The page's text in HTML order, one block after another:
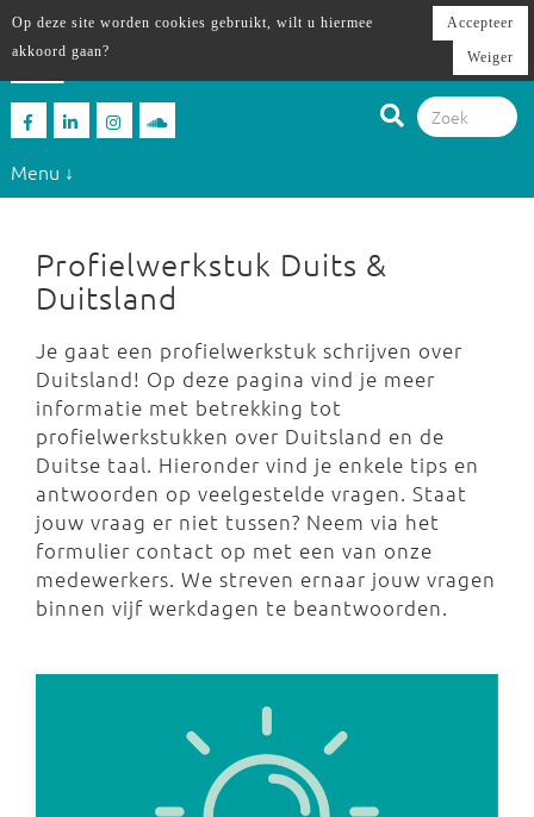
Menu ↓
Profielwerkstuk Duits &
Duitsland
Je gaat een profielwerkstuk schrijven over
Duitsland! Op deze pagina vind je meer
informatie met betrekking tot
profielwerkstukken over Duitsland en de
Duitse taal. Hieronder vind je enkele tips en
antwoorden op veelgestelde vragen. Staat
jouw vraag er niet tussen? Neem via het
formulier contact op met een van onze
medewerkers. We streven ernaar jouw vragen
binnen vijf werkdagen te beantwoorden.
Op deze site worden cookies gebruikt, wilt u hiermee
akkoord gaan?
Accepteer
Weiger